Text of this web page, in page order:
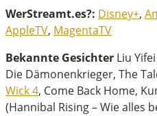
WerStreamt.es?: Disney+,
AppleTV, MagentaTV
Bekannte Gesichter Liu
Die Dämonenkrieger, The
Wick 4, Come Back Home,
(Hannibal Rising – Wie alles